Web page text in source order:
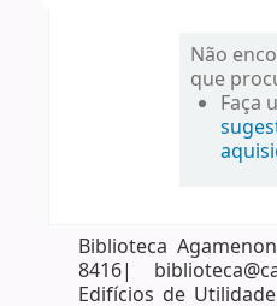
Não
que
Faça
Biblioteca
8416|
Edifícios de